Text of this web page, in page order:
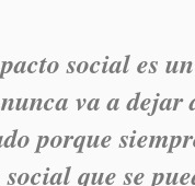
social es
va a dejar
porque
que se